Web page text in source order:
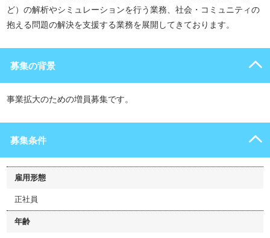
ど）の解析やシミュレーションを行う業務、社会・コミュニティの
抱える問題の解決を支援する業務を展開してきております。
募集の背景
事業拡大のための増員募集です。
募集条件
雇用形態
正社員
年齢